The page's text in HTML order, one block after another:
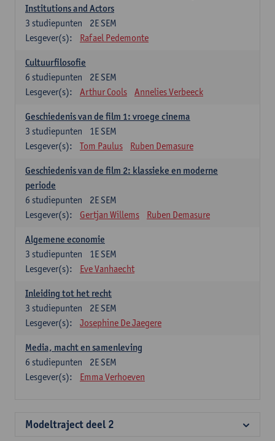
Institutions and Actors
2E SEM
3 studiepunten
Lesgever(s):
Rafael Pedemonte
Cultuurfilosofie
2E SEM
6 studiepunten
Lesgever(s):
Arthur Cools Annelies Verbeeck
Geschiedenis van de film 1: vroege cinema
1E SEM
3 studiepunten
Lesgever(s):
Tom Paulus Ruben Demasure
Geschiedenis van de film 2: klassieke en moderne
periode
2E SEM
6 studiepunten
Lesgever(s):
Gertjan Willems Ruben Demasure
Algemene economie
1E SEM
3 studiepunten
Lesgever(s):
Eve Vanhaecht
Inleiding tot het recht
2E SEM
3 studiepunten
Lesgever(s):
Josephine De Jaegere
Media, macht en samenleving
2E SEM
6 studiepunten
Lesgever(s):
Emma Verhoeven
Modeltraject deel 2